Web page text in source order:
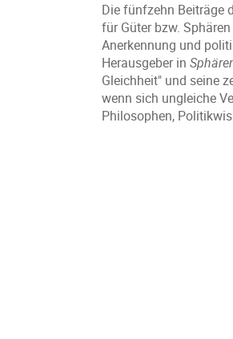
Die fünfzehn Beiträge
für Güter bzw.
Anerkennung und
Herausgeber in
Gleichheit" und seine
wenn sich ungleiche
Philosophen,